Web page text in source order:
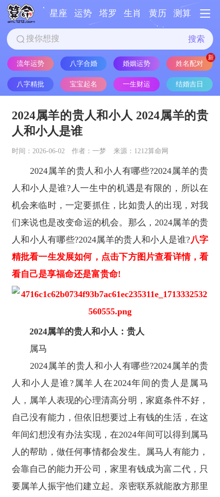
星座 运势 塔罗 生肖 黄历 测算
搜索
流年运势 八字合婚 婚姻运势 姓名配对
八字精批 宝宝起名 一生财运 结婚吉日
2024属羊的贵人和小人 2024属羊的贵
人和小人是谁
时间：2026-06-02 作者：一梦 来源：1212算命网
2024属羊的贵人和小人有哪些?2024属羊的贵
人和小人是谁?人一生中的机遇是有限的，所以在
机会来临时，一定要抓住，比如贵人的出现，对我
们来说也是改变命运的机会。那么，2024属羊的贵
人和小人有哪些?2024属羊的贵人和小人是谁?八字
精批看一生发展如何，点击下方图片查看详情，看
看自己是享福命还是富贵命!
2024属羊的贵人和小人：贵人
属马
2024属羊的贵人和小人有哪些?2024属羊的贵
人和小人是谁?属羊人在2024年间的贵人是属马
人，属羊人表现的心理清高分明，家庭条件不好，
自己没有能力，但依旧想要过上有钱的生活，在这
年间幻想没有办法实现，在2024年间可以得到属马
人的帮助，做任何事情都会发生。属马人有能力，
会靠自己的能力开公司，家里有钱成为富二代，只
要属羊人振宇他们建立起。亲密联系就能敌方那里